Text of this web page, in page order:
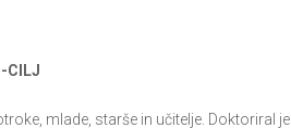
CILJ
mlade, starše in učitelje. Doktoriral je